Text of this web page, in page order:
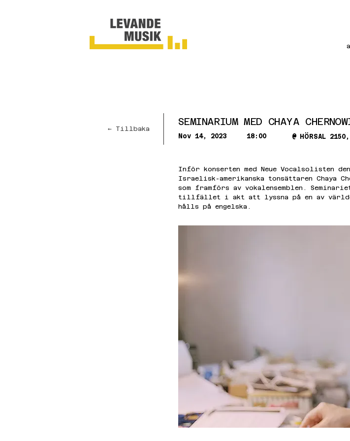
← Tillbaka
SEMINARIUM MED CHAYA
Nov 14, 2023 18:00 @ HÖRSAL
Inför konserten med Neue Vocalsolisten
Israelisk-amerikanska tonsättaren Chaya
som framförs av vokalensemblen.
tillfället i akt att lyssna på en av
hålls på engelska.